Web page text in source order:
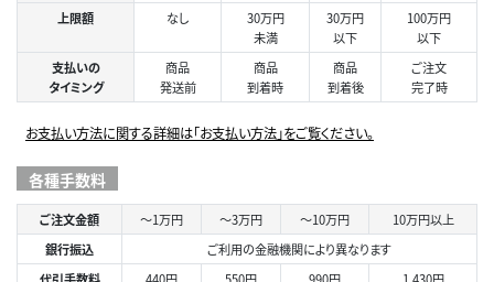
上限額 なし
30万円
未満
30万円
以下
100万円
以下
支払いの
タイミング
商品
発送前
商品
到着時
商品
到着後
ご注文
完了時
お支払い方法に関する詳細は「お支払い方法」をご覧ください。
各種手数料
ご注文金額 ～1万円 ～3万円 ～10万円
10万円以上
銀行振込
ご利用の金融機関により異なります
代引手数料
440円 550円 990円 1,430円